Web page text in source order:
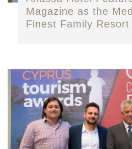
Magazine as the
Finest Family Resort